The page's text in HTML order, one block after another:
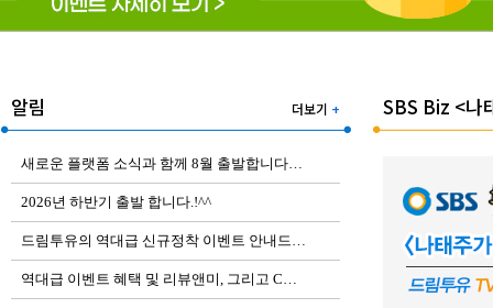
알림 더보기 +
새로운 플랫폼 소식과 함께 8월 출발합니다…
2026년 하반기 출발 합니다.!^^
드림투유의 역대급 신규정착 이벤트 안내드…
역대급 이벤트 혜택 및 리뷰앤미, 그리고 C…
SBS Biz <나